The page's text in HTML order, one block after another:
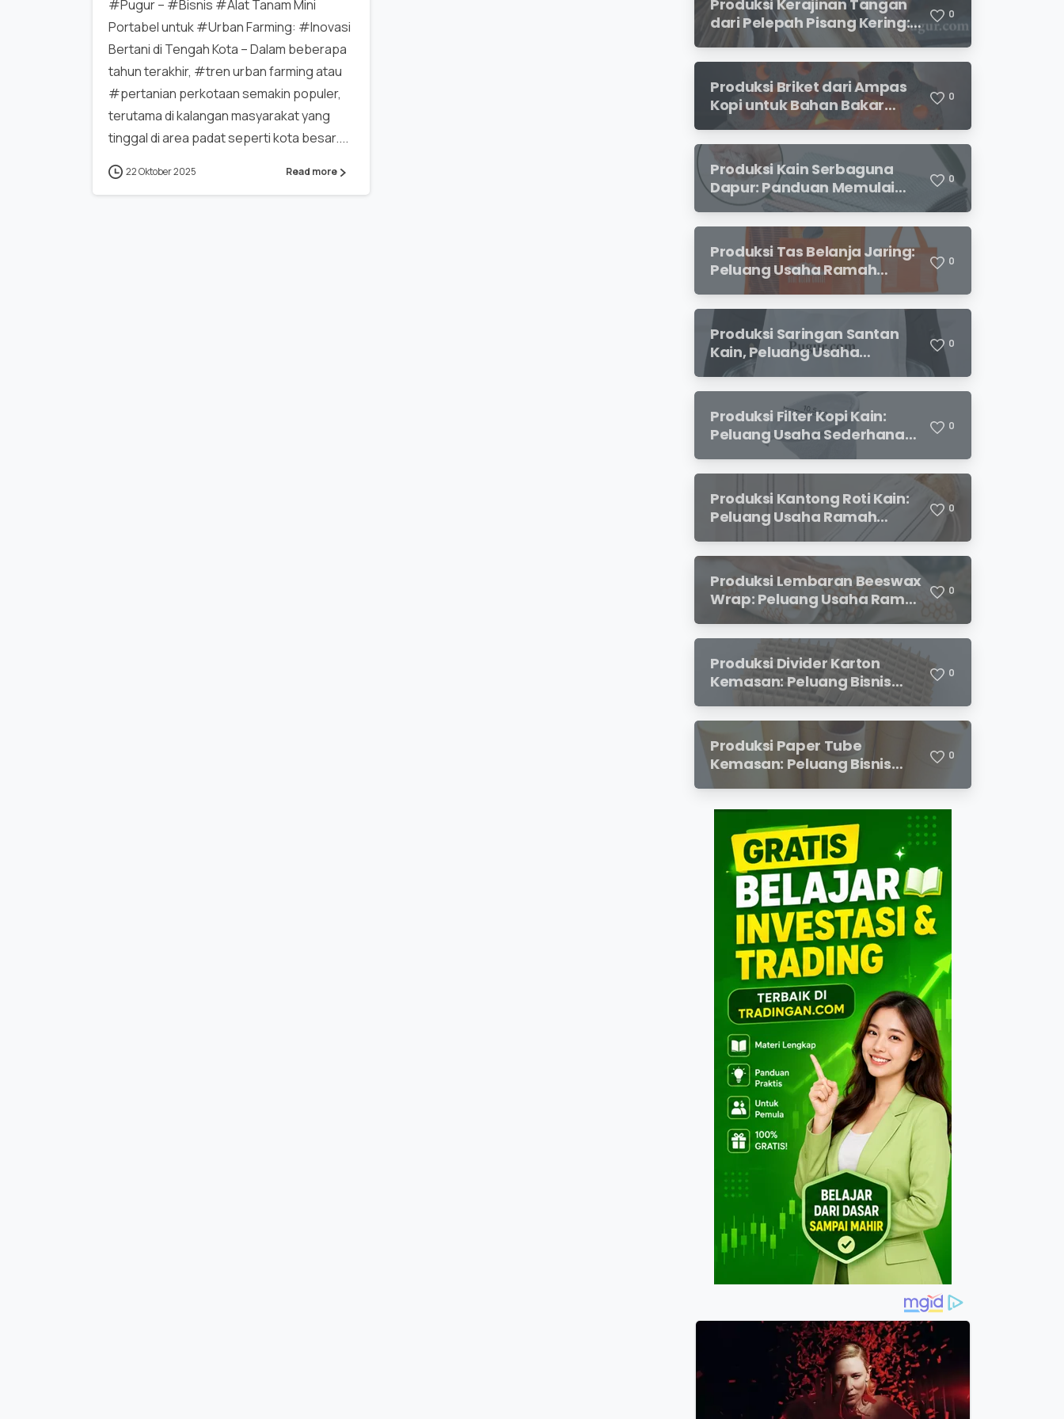
#Pugur – #Bisnis #Alat Tanam Mini
Portabel untuk #Urban Farming: #Inovasi
Bertani di Tengah Kota – Dalam beberapa
tahun terakhir, #tren urban farming atau
#pertanian perkotaan semakin populer,
terutama di kalangan masyarakat yang
tinggal di area padat seperti kota besar....
22 Oktober 2025 Read more
Produksi Kerajinan Tangan
dari Pelepah Pisang Kering:
Peluang Usaha Kreatif
Bernilai Jual
0
Produksi Briket dari Ampas
Kopi untuk Bahan Bakar
Alternatif
0
Produksi Kain Serbaguna
Dapur: Panduan Memulai
Usaha yang Menjanjikan
untuk Pebisnis Pemula
0
Produksi Tas Belanja Jaring:
Peluang Usaha Ramah
Lingkungan yang
Menjanjikan
0
Produksi Saringan Santan
Kain, Peluang Usaha
Sederhana dengan
Permintaan yang Terus
Meningkat
0
Produksi Filter Kopi Kain:
Peluang Usaha Sederhana
yang Semakin Diminati
Pecinta Kopi
0
Produksi Kantong Roti Kain:
Peluang Usaha Ramah
Lingkungan dengan Prospek
Menjanjikan
0
Produksi Lembaran Beeswax
Wrap: Peluang Usaha Ramah
Lingkungan yang
Menjanjikan
0
Produksi Divider Karton
Kemasan: Peluang Bisnis
Menjanjikan dengan
Permintaan yang Terus
Meningkat
0
Produksi Paper Tube
Kemasan: Peluang Bisnis
0